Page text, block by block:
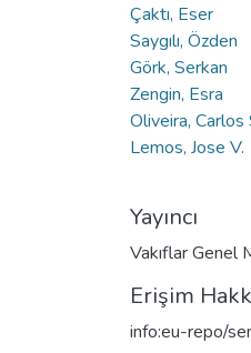
Çaktı, Eser
Saygılı, Özden
Görk, Serkan
Zengin, Esra
Oliveira, Carlos
Lemos, Jose V.
Yayıncı
Vakıflar Genel
Erişim
info:eu-repo/